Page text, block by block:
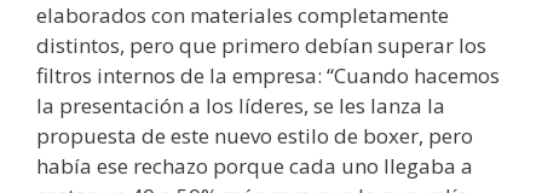
elaborados con materiales completamente
distintos, pero que primero debían superar los
filtros internos de la empresa: “Cuando hacemos
la presentación a los líderes, se les lanza la
propuesta de este nuevo estilo de boxer, pero
había ese rechazo porque cada uno llegaba a